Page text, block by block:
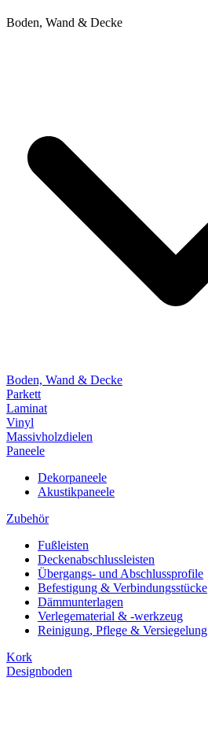
Boden, Wand & Decke
Boden, Wand & Decke
Parkett
Laminat
Vinyl
Massivholzdielen
Paneele
Dekorpaneele
Akustikpaneele
Zubehör
Fußleisten
Deckenabschlussleisten
Übergangs- und Abschlussprofile
Befestigung & Verbindungsstücke
Dämmunterlagen
Verlegematerial & -werkzeug
Reinigung, Pflege & Versiegelung
Kork
Designboden